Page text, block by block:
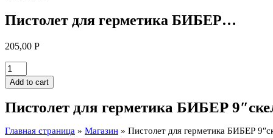
Пистолет для герметика БИБЕР…
205,00 Р
Пистолет
для
герметика
9"скелетный
quantity
Add to cart
Пистолет для герметика БИБЕР
Главная страница » Магазин » Пистолет для герметика БИБЕР